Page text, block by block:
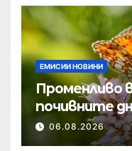
ЕМИСИИ НОВИНИ
Променливо
почивните
06.08.2026